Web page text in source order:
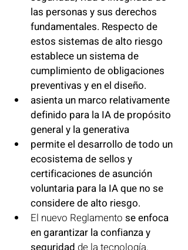
las personas y sus derechos
fundamentales. Respecto de
estos sistemas de alto riesgo
establece un sistema de
cumplimiento de obligaciones
preventivas y en el diseño.
asienta un marco relativamente
definido para la IA de propósito
general y la generativa
permite el desarrollo de todo un
ecosistema de sellos y
certificaciones de asunción
voluntaria para la IA que no se
considere de alto riesgo.
El nuevo Reglamento se enfoca
en garantizar la confianza y